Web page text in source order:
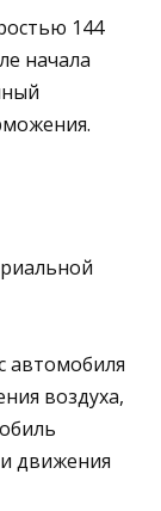
144
начала
автомобиля
воздуха,
движения